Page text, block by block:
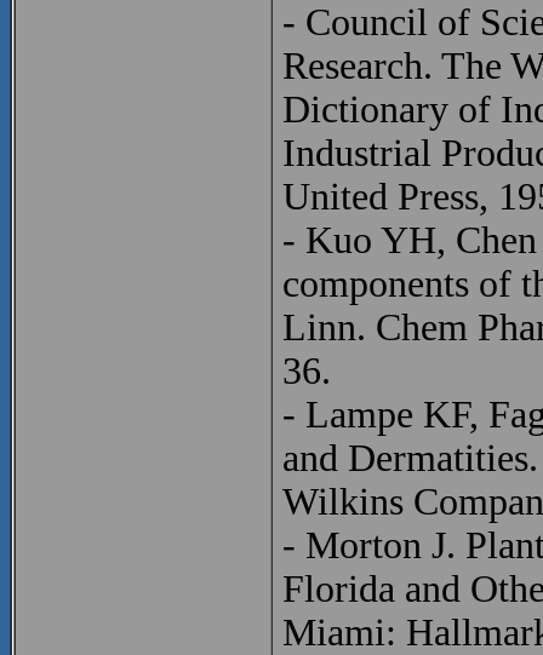
- Council of
Research. The
Dictionary of
Industrial
United Press,
- Kuo YH,
components of
Linn. Chem
36.
- Lampe KF,
and
Wilkins
- Morton J.
Florida and
Miami: